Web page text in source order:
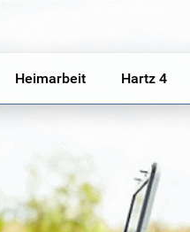
Heimarbeit Hartz 4